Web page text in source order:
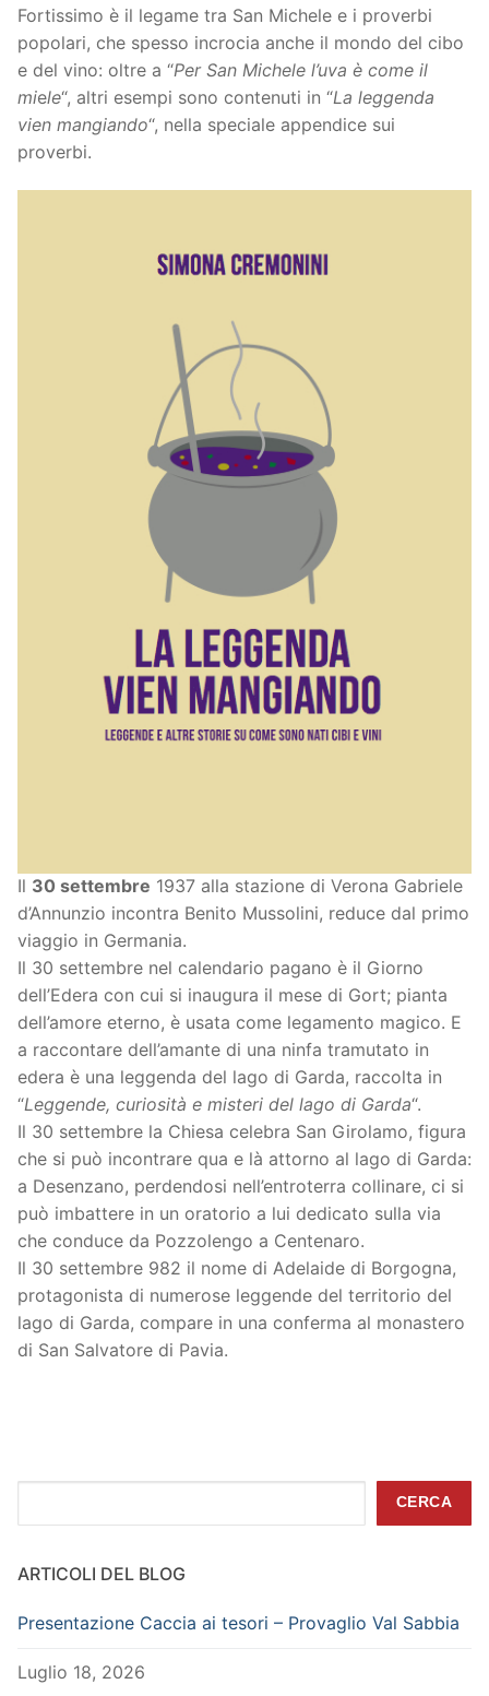
Fortissimo è il legame tra San Michele e i proverbi
popolari, che spesso incrocia anche il mondo del cibo
e del vino: oltre a “Per San Michele l’uva è come il
miele“, altri esempi sono contenuti in “La leggenda
vien mangiando“, nella speciale appendice sui
proverbi.
Il 30 settembre 1937 alla stazione di Verona Gabriele
d’Annunzio incontra Benito Mussolini, reduce dal primo
viaggio in Germania.
Il 30 settembre nel calendario pagano è il Giorno
dell’Edera con cui si inaugura il mese di Gort; pianta
dell’amore eterno, è usata come legamento magico. E
a raccontare dell’amante di una ninfa tramutato in
edera è una leggenda del lago di Garda, raccolta in
“Leggende, curiosità e misteri del lago di Garda“.
Il 30 settembre la Chiesa celebra San Girolamo, figura
che si può incontrare qua e là attorno al lago di Garda:
a Desenzano, perdendosi nell’entroterra collinare, ci si
può imbattere in un oratorio a lui dedicato sulla via
che conduce da Pozzolengo a Centenaro.
Il 30 settembre 982 il nome di Adelaide di Borgogna,
protagonista di numerose leggende del territorio del
lago di Garda, compare in una conferma al monastero
di San Salvatore di Pavia.
CERCA
ARTICOLI DEL BLOG
Presentazione Caccia ai tesori – Provaglio Val Sabbia
Luglio 18, 2026